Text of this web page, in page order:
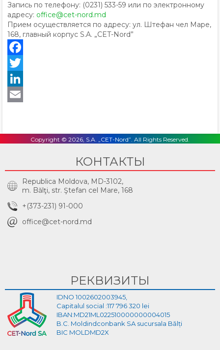
Запись по телефону: (0231) 533-59 или по электронному
адресу: office@cet-nord.md
Прием осуществляется по адресу: ул. Штефан чел Маре,
168, главный корпус S.A. „CET-Nord”
Copyright © 2026, S.A. „CET-Nord”. All Rights Reserved.
КОНТАКТЫ
Republica Moldova, MD-3102,
m. Bălţi, str. Ştefan cel Mare, 168
+(373-231) 91-000
office@cet-nord.md
РЕКВИЗИТЫ
IDNO 1002602003945,
Capitalul social :117 796 320 lei
IBAN:MD21ML022510000000004015
B.C. Moldindconbank SA sucursala Bălți
BIC MOLDMD2X